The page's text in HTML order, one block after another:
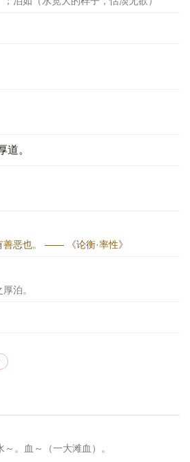
道。
善恶也。 —— 《论衡·率性》
泊。
～。血～（一大滩血）。